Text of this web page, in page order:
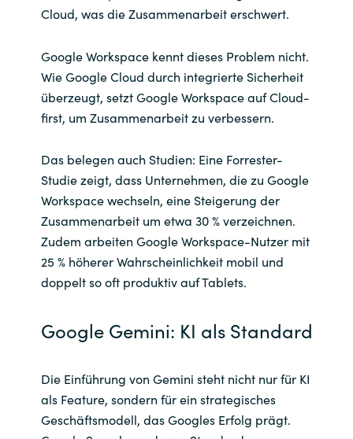
Cloud, was die Zusammenarbeit erschwert.
Google Workspace kennt dieses Problem nicht.
Wie Google Cloud durch integrierte Sicherheit
überzeugt, setzt Google Workspace auf Cloud-
first, um Zusammenarbeit zu verbessern.
Das belegen auch Studien: Eine Forrester-
Studie zeigt, dass Unternehmen, die zu Google
Workspace wechseln, eine Steigerung der
Zusammenarbeit um etwa 30 % verzeichnen.
Zudem arbeiten Google Workspace-Nutzer mit
25 % höherer Wahrscheinlichkeit mobil und
doppelt so oft produktiv auf Tablets.
Google Gemini: KI als Standard
Die Einführung von Gemini steht nicht nur für KI
als Feature, sondern für ein strategisches
Geschäftsmodell, das Googles Erfolg prägt.